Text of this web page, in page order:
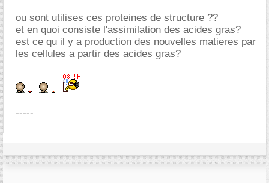
ou sont utilises ces proteines de structure ??
et en quoi consiste l'assimilation des acides gras?
est ce qu il y a production des nouvelles matieres par
les cellules a partir des acides gras?
-----